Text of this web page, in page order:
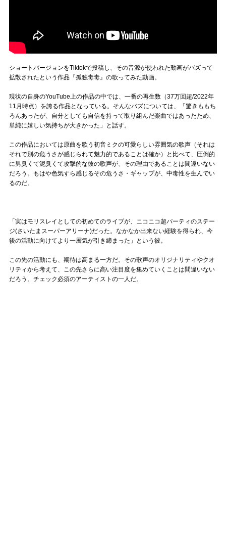
ショートバージョンをTiktokで投稿し、その音源が使われた動画がバズって
拡散されたという作品『孤独毒毒』の歌ってみた動画。
現状の自身のYouTube上の作品の中では、一番の再生数（37万回超/2022年
11月時点）を誇る作品となっている。そんなバズについては、「驚きももち
ろんあったが、自分としても自信を持って取り組んだ楽曲ではあったため、
単純に嬉しい気持ちが大きかった」と話す。
この作品においては原曲を歌う初音ミクの可愛らしい雰囲気の歌声（それは
それで別の危うさが感じられて魅力的であることは確か）と比べて、圧倒的
に男臭くて泥臭くて攻撃的な彼の歌声が、その理由であることは間違いない
だろう。もはや色気すら感じるその危うさ・ギャップが、中毒性を生んでい
るのだ。
「実はモリスレイとしての初めてのライブが、ニコニコ超パーティのステー
ジ(さいたまスーパーアリーナ)だった。なかなか出来ない経験を得られ、今
後の活動に向けてより一層気が引き締まった」という彼。
この先の活動にも、期待は高まる一方だ。その歌声のオリジナリティやクオ
リティから考えて、この先さらに高い注目度を集めていくことは間違いない
だろう。チェック必須のアーティストの一人だ。